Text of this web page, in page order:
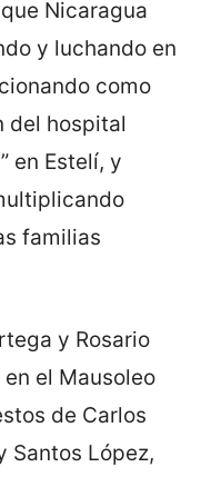
Nicaragua
y luchando en
como
del hospital
en Estelí, y
familias
y Rosario
el Mausoleo
de Carlos
Santos López,